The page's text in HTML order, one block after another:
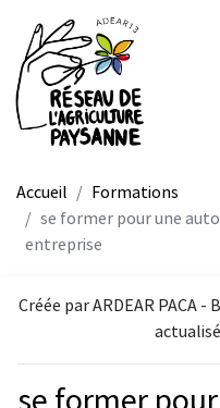
Accueil
Formations
se former pour une
entreprise
Créée par ARDEAR PACA